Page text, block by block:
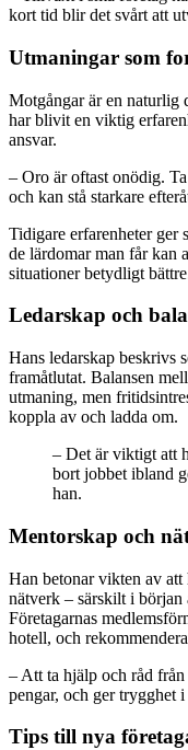
kort tid blir det svårt att
Utmaningar som
Motgångar är en naturlig
har blivit en viktig
ansvar.
– Oro är oftast onödig.
och kan stå starkare
Tidigare erfarenheter ger
de lärdomar man får kan
situationer betydligt
Ledarskap och
Hans ledarskap beskrivs
framåtlutat. Balansen
utmaning, men
koppla av och ladda om.
– Det är viktigt att
bort jobbet ibland
han.
Mentorskap och
Han betonar vikten av
nätverk – särskilt i början
Företagarnas
hotell, och
– Att ta hjälp och råd från
pengar, och ger trygghet
Tips till nya